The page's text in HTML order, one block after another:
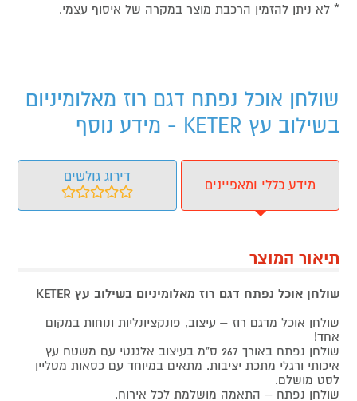
* לא ניתן להזמין הרכבת מוצר במקרה של איסוף עצמי.
שולחן אוכל נפתח דגם רוז מאלומיניום
בשילוב עץ KETER - מידע נוסף
מידע כללי ומאפיינים
דירוג גולשים
תיאור המוצר
שולחן אוכל נפתח דגם רוז מאלומיניום בשילוב עץ KETER
שולחן אוכל מדגם רוז – עיצוב, פונקציונליות ונוחות במקום
אחד!
שולחן נפתח באורך 267 ס"מ בעיצוב אלגנטי עם משטח עץ
איכותי ורגלי מתכת יציבות. מתאים במיוחד עם כסאות מטליין
לסט מושלם.
שולחן נפתח – התאמה מושלמת לכל אירוח.